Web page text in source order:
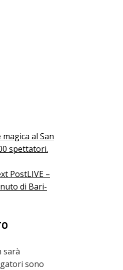
al San
spettatori.
PostLIVE –
di Bari-
sarà
sono